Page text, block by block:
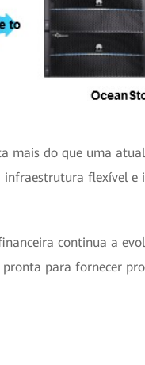
mais do que uma
flexível e
continua a
para fornecer